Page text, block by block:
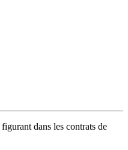
figurant dans les contrats de